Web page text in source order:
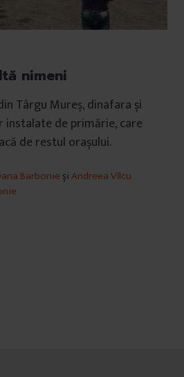
nimeni
Târgu Mureș, dinafara și
de primărie, care
de restul orașului.
Barbonie șiAndreea Vîlcu